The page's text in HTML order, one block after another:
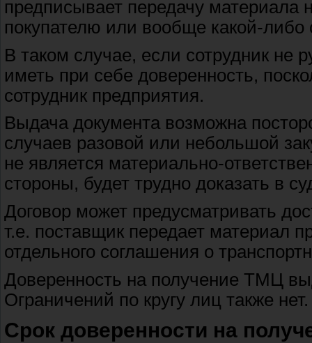
предписывает передачу
покупателю или вообще какой-либо
В таком случае, если сотрудник не
иметь при себе доверенность,
сотрудник предприятия.
Выдача документа возможна
случаев разовой или небольшой
не является материально-
стороны, будет трудно доказать в
Договор может предусматривать
т.е. поставщик передает материал
отдельного соглашения о
Доверенность на получение ТМЦ
Ограничений по кругу лиц также нет.
Срок доверенности на